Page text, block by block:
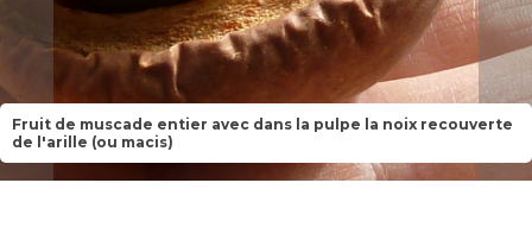
Fruit de muscade entier avec dans la pulpe la noix recouverte
de l'arille (ou macis)